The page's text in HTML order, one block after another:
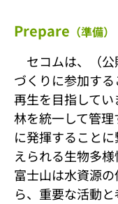
Prepare （準備）
セコムは、（
づくりに参加す
再生を目指して
林を統一して管
に発揮すること
えられる生物多様
富士山は水資源
ら、重要な活動と